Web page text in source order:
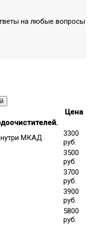
на любые вопросы
Цена
МКАД
3300
руб.
3500
руб.
3700
руб.
3900
руб.
5800
руб.